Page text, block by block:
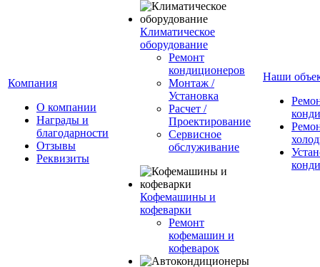
Компания
О компании
Награды и
благодарности
Отзывы
Реквизиты
Климатическое
оборудование
Ремонт
кондиционеров
Монтаж /
Установка
Расчет /
Проектирование
Сервисное
обслуживание
Кофемашины и
кофеварки
Ремонт
кофемашин и
кофеварок
Наши